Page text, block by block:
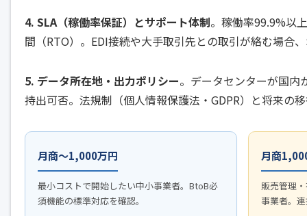
4. SLA（稼働率保証）とサポート体制。稼働率99.9%以
間（RTO）。EDI接続や大手取引先との取引が絡む場合
5. データ所在地・出力ポリシー。データセンターが国内
持出可否。法規制（個人情報保護法・GDPR）と将来の
月商〜1,000万円
最小コストで開始したい中小事業者。BtoB必
須機能の標準対応を確認。
月商
販売管理
事業者。